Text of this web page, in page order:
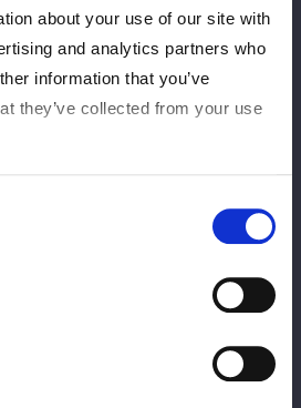
about your use of our site with
and analytics partners who
information that you’ve
they’ve collected from your use
しましょう！
FANTASTICA MANIA México
アレナメヒコ (8:30 pm 試合開始)